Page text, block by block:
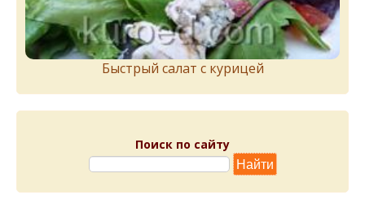
Быстрый салат с курицей
Поиск по сайту